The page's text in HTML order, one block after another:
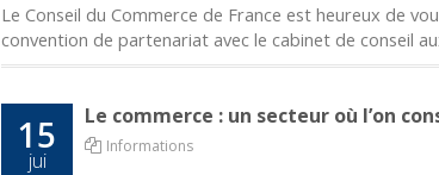
Le Conseil du Commerce de France est heureux de
convention de partenariat avec le cabinet de conseil
15
jui
Le commerce : un secteur où l’on
Informations